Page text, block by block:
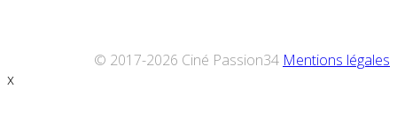
© 2017-2026 Ciné Passion34 Mentions légales
x